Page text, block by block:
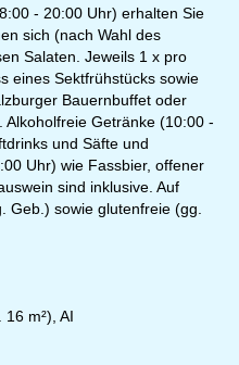
- 20:00 Uhr) erhalten Sie
sich (nach Wahl des
Salaten. Jeweils 1 x pro
eines Sektfrühstücks sowie
Bauernbuffet oder
Alkoholfreie Getränke (10:00 -
und Säfte und
Uhr) wie Fassbier, offener
sind inklusive. Auf
Geb.) sowie glutenfreie (gg.
m²), AI